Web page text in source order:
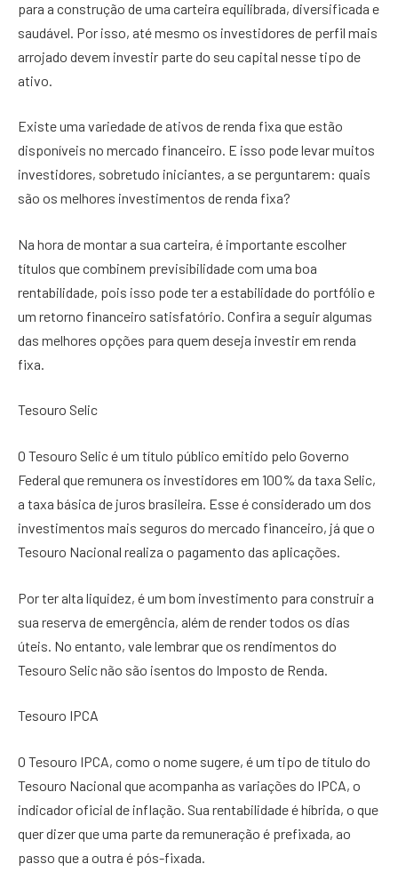
para a construção de uma carteira equilibrada, diversificada e
saudável. Por isso, até mesmo os investidores de perfil mais
arrojado devem investir parte do seu capital nesse tipo de
ativo.
Existe uma variedade de ativos de renda fixa que estão
disponíveis no mercado financeiro. E isso pode levar muitos
investidores, sobretudo iniciantes, a se perguntarem: quais
são os melhores investimentos de renda fixa?
Na hora de montar a sua carteira, é importante escolher
títulos que combinem previsibilidade com uma boa
rentabilidade, pois isso pode ter a estabilidade do portfólio e
um retorno financeiro satisfatório. Confira a seguir algumas
das melhores opções para quem deseja investir em renda
fixa.
Tesouro Selic
O Tesouro Selic é um título público emitido pelo Governo
Federal que remunera os investidores em 100% da taxa Selic,
a taxa básica de juros brasileira. Esse é considerado um dos
investimentos mais seguros do mercado financeiro, já que o
Tesouro Nacional realiza o pagamento das aplicações.
Por ter alta liquidez, é um bom investimento para construir a
sua reserva de emergência, além de render todos os dias
úteis. No entanto, vale lembrar que os rendimentos do
Tesouro Selic não são isentos do Imposto de Renda.
Tesouro IPCA
O Tesouro IPCA, como o nome sugere, é um tipo de título do
Tesouro Nacional que acompanha as variações do IPCA, o
indicador oficial de inflação. Sua rentabilidade é híbrida, o que
quer dizer que uma parte da remuneração é prefixada, ao
passo que a outra é pós-fixada.